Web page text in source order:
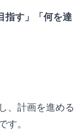
指す」「何を達
、計画を進める
す。